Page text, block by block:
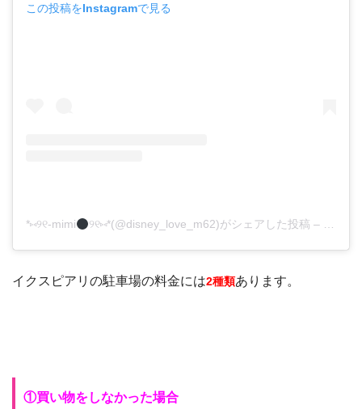
この投稿をInstagramで見る
*⑅୨୧-mimi ୨୧⑅*(@disney_love_m62)がシェアした投稿 –
イクスピアリの駐車場の料金には2種類あります。
①買い物をしなかった場合